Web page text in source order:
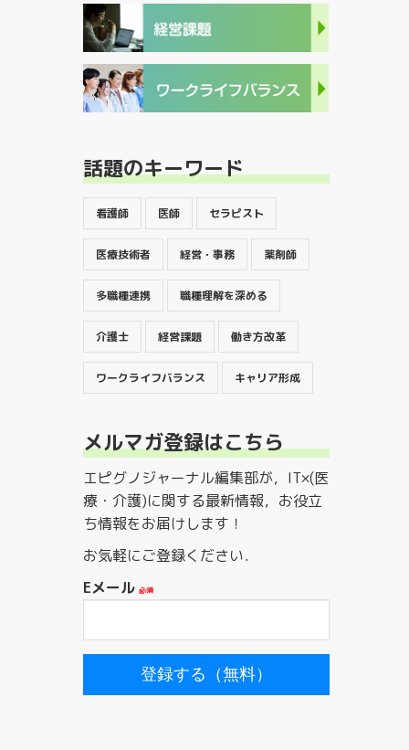
話題のキーワード
看護師 医師 セラピスト
医療技術者 経営・事務 薬剤師
多職種連携 職種理解を深める
介護士 経営課題 働き方改革
ワークライフバランス キャリア形成
メルマガ登録はこちら
エピグノジャーナル編集部が，IT×(医
療・介護)に関する最新情報，お役立
ち情報をお届けします！
お気軽にご登録ください．
Eメール